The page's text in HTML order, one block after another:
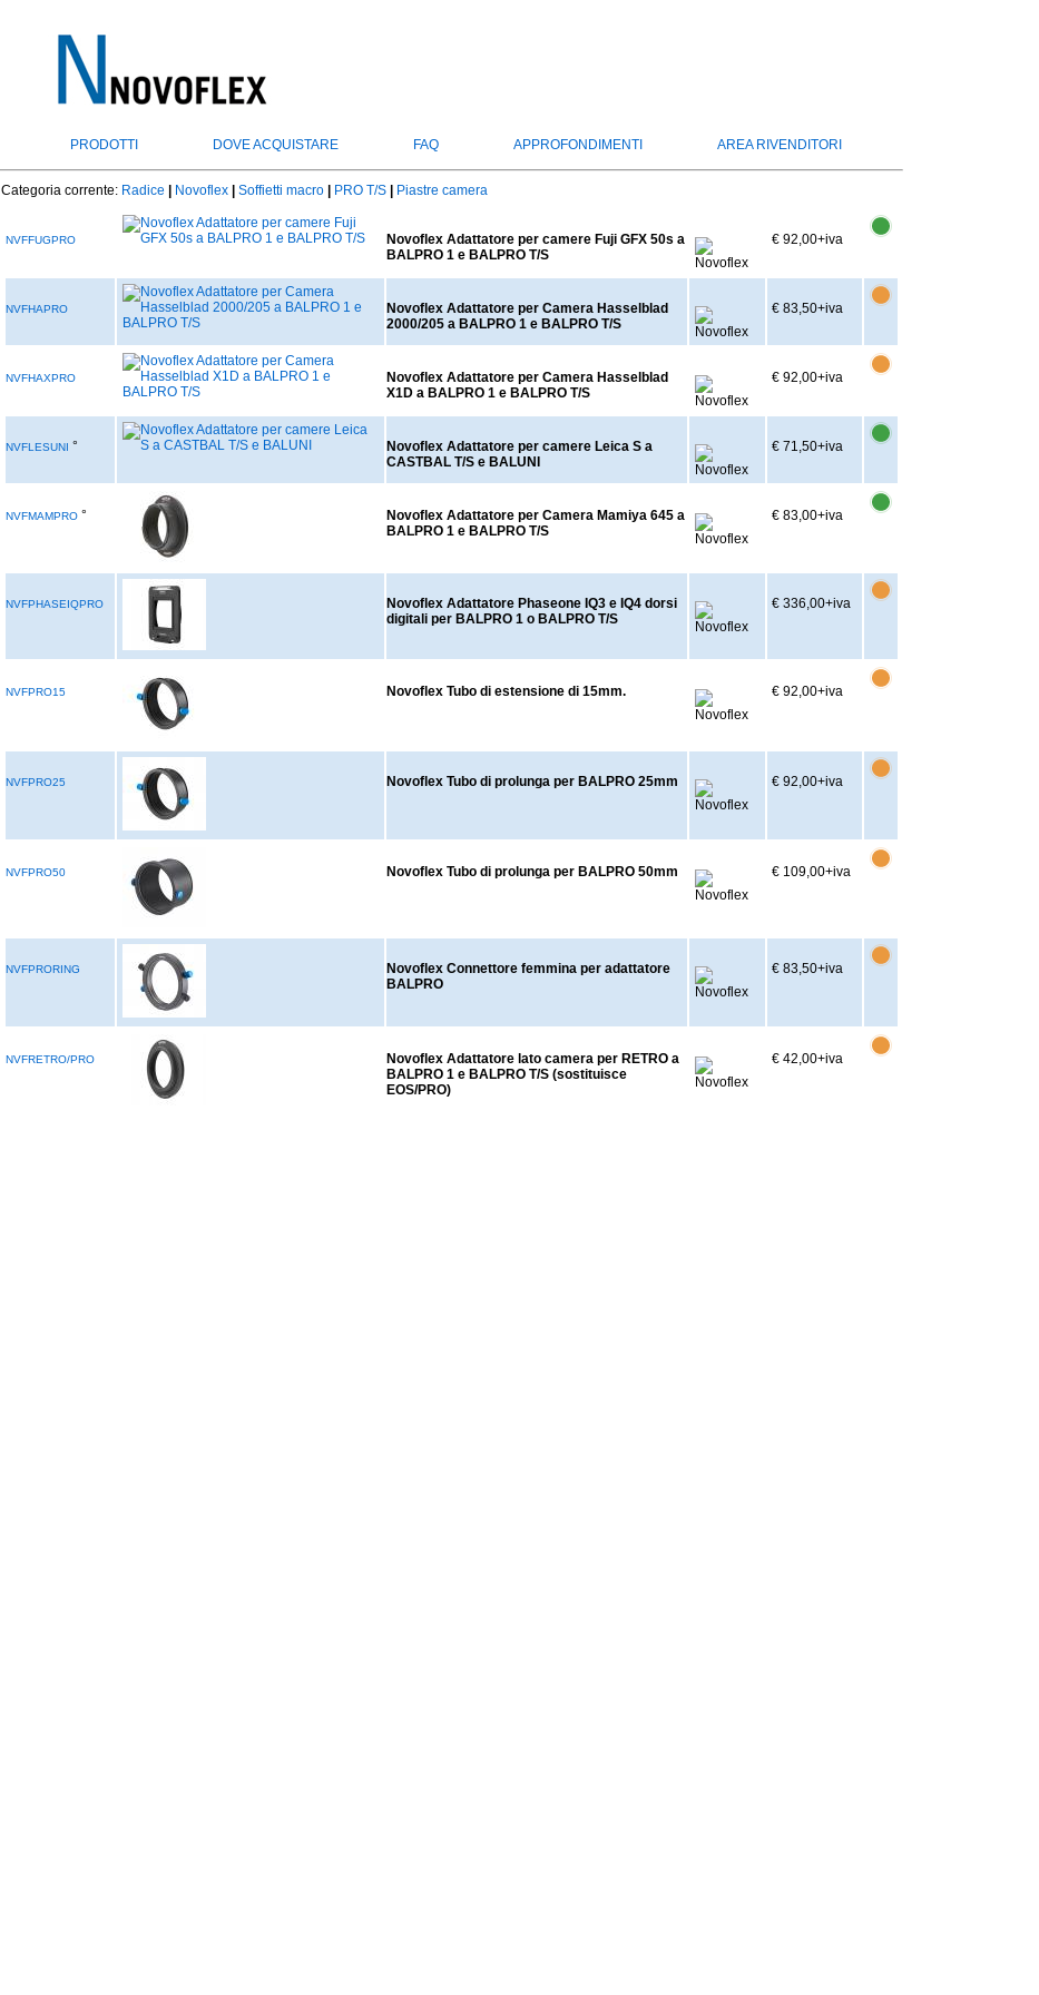
PRODOTTI DOVE ACQUISTARE FAQ APPROFONDIMENTI AREA RIVENDITORI
Categoria corrente: Radice Novoflex Soffietti macro PRO T/S Piastre camera
NVFFUGPRO
Novoflex Adattatore per camere Fuji GFX 50s a
BALPRO 1 e BALPRO T/S
€ 92,00+iva
NVFHAPRO
Novoflex Adattatore per Camera Hasselblad
2000/205 a BALPRO 1 e BALPRO T/S
€ 83,50+iva
NVFHAXPRO
Novoflex Adattatore per Camera Hasselblad
X1D a BALPRO 1 e BALPRO T/S
€ 92,00+iva
NVFLESUNI °
Novoflex Adattatore per camere Leica S a
CASTBAL T/S e BALUNI
€ 71,50+iva
NVFMAMPRO °
Novoflex Adattatore per Camera Mamiya 645 a
BALPRO 1 e BALPRO T/S
€ 83,00+iva
NVFPHASEIQPRO
Novoflex Adattatore Phaseone IQ3 e IQ4 dorsi
digitali per BALPRO 1 o BALPRO T/S
€ 336,00+iva
NVFPRO15 Novoflex Tubo di estensione di 15mm. € 92,00+iva
NVFPRO25 Novoflex Tubo di prolunga per BALPRO 25mm € 92,00+iva
NVFPRO50 Novoflex Tubo di prolunga per BALPRO 50mm € 109,00+iva
NVFPRORING
Novoflex Connettore femmina per adattatore
BALPRO
€ 83,50+iva
NVFRETRO/PRO
Novoflex Adattatore lato camera per RETRO a
BALPRO 1 e BALPRO T/S (sostituisce
EOS/PRO)
€ 42,00+iva